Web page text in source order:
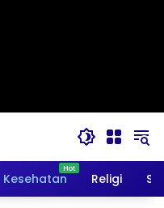
Kesehatan Religi